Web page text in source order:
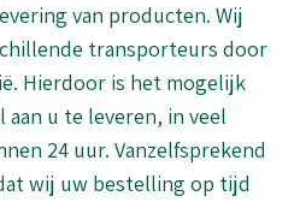
van producten. Wij
transporteurs door
Hierdoor is het mogelijk
aan u te leveren, in veel
24 uur. Vanzelfsprekend
wij uw bestelling op tijd